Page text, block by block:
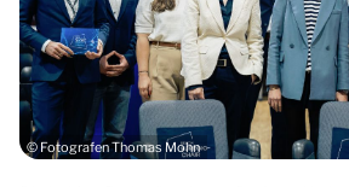
© Fotografen Thomas Mohn